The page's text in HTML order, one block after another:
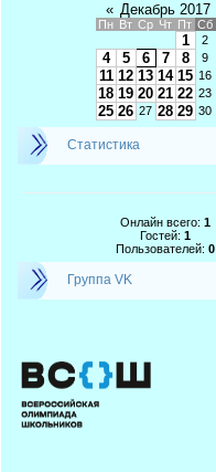
« Декабрь 2017
Пн Вт Ср Чт Пт Сб
1 2
4 5 6 7 8 9
11 12 13 14 15 16
18 19 20 21 22 23
25 26 27 28 29 30
Статистика
Онлайн всего: 1
Гостей: 1
Пользователей: 0
Группа VK